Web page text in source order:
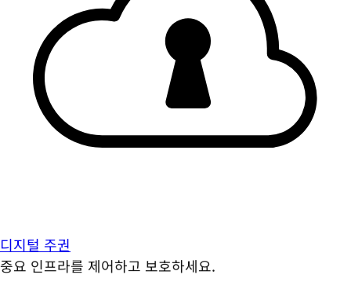
디지털 주권
중요 인프라를 제어하고 보호하세요.